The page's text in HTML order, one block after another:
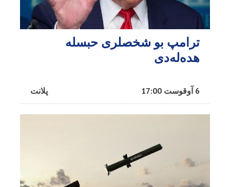
ترامپ بو شخصلری حبسله
هده‌له‌دی
پلانت 6 آوقوست 17:00